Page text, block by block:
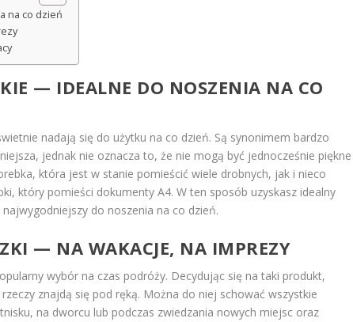
na co dzień
— IDEALNE DO NOSZENIA NA CO
nadają się do użytku na co dzień. Są synonimem bardzo
jednak nie oznacza to, że nie mogą być jednocześnie piękne
która jest w stanie pomieścić wiele drobnych, jak i nieco
który pomieści dokumenty A4. W ten sposób uzyskasz idealny
do noszenia na co dzień.
— NA WAKACJE, NA IMPREZY
wybór na czas podróży. Decydując się na taki produkt,
znajdą się pod ręką. Można do niej schować wszystkie
na dworcu lub podczas zwiedzania nowych miejsc oraz